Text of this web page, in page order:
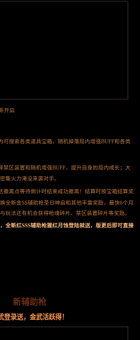
开启
可搜索各类道具宝箱，随机掉落局内增强BUFF和各类
禁区装置和随机增强BUFF，提升自身的局内成长；大
集火力淹没来袭对手。
撤离点等待倒计时结束成功撤离！结算时按宝箱结算奖
全新金SS辅助枪圣日神启和其他丰富奖励，最快6个月
玩法还有机会获得枪魂碎片、禁区装置碎片等奖励。
全新红SSS辅助枪猩红月蚀登陆就送，版更后即可直接
新辅助枪
登录送，金武活跃得！